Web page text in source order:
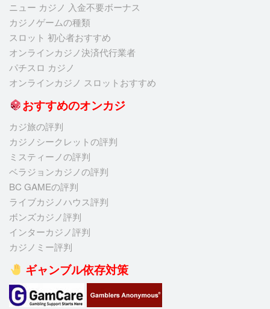
ニュー カジノ 入金不要ボーナス
カジノゲームの種類
スロット 初心者おすすめ
オンラインカジノ決済代行業者
パチスロ カジノ
オンラインカジノ スロットおすすめ
おすすめのオンカジ
カジ旅の評判
カジノシークレットの評判
ミスティーノの評判
ベラジョンカジノの評判
BC GAMEの評判
ライブカジノハウス評判
ボンズカジノ評判
インターカジノ評判
カジノミー評判
ギャンブル依存対策